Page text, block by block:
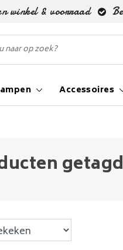
winkel & voorraad
Accessoires